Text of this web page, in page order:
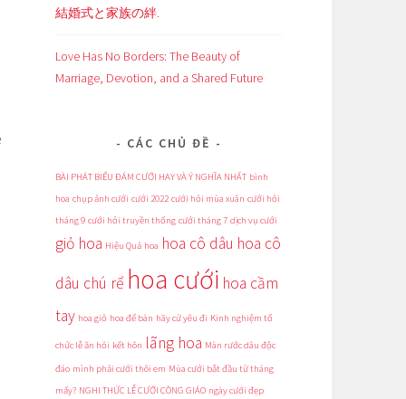
結婚式と家族の絆.
Love Has No Borders: The Beauty of
Marriage, Devotion, and a Shared Future
CÁC CHỦ ĐỀ
BÀI PHÁT BIỂU ĐÁM CƯỚI HAY VÀ Ý NGHĨA NHẤT bình
hoa chụp ảnh cưới cưới 2022 cưới hỏi mùa xuân cưới hỏi
tháng 9 cưới hỏi truyền thống cưới tháng 7 dịch vụ cưới
giỏ hoa Hiệu Quả hoa hoa cô dâu hoa cô
dâu chú rể hoa cưới hoa cầm
tay hoa giỏ hoa để bàn hãy cứ yêu đi Kinh nghiệm tổ
chức lễ ăn hỏi kết hôn lãng hoa Màn rước dâu độc
đáo mình phải cưới thôi em Mùa cưới bắt đầu từ tháng
mấy? NGHI THỨC LỄ CƯỚI CÔNG GIÁO ngày cưới đẹp